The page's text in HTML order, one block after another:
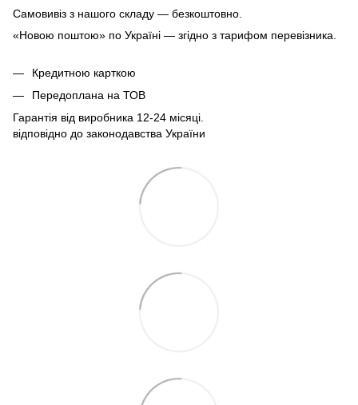
Самовивіз з нашого складу — безкоштовно.
«Новою поштою» по Україні — згідно з тарифом перевізника.
Кредитною карткою
Передоплана на ТОВ
Гарантія від виробника 12-24 місяці.
відповідно до законодавства України